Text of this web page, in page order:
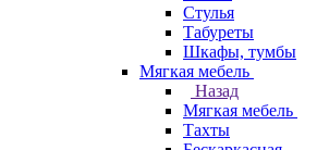
Стулья
Табуреты
Шкафы, тумбы
Мягкая мебель
Назад
Мягкая мебель
Тахты